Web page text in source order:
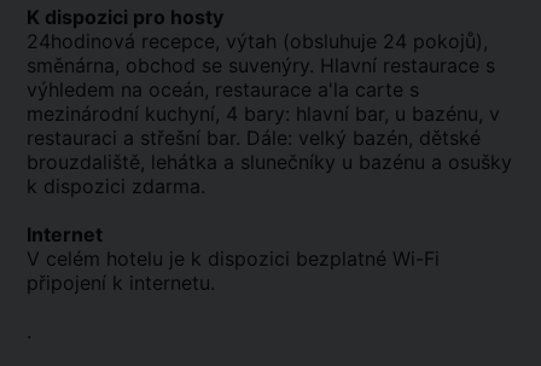
K dispozici pro hosty
24hodinová recepce, výtah (obsluhuje 24 pokojů),
směnárna, obchod se suvenýry. Hlavní restaurace s
výhledem na oceán, restaurace a'la carte s
mezinárodní kuchyní, 4 bary: hlavní bar, u bazénu, v
restauraci a střešní bar. Dále: velký bazén, dětské
brouzdaliště, lehátka a slunečníky u bazénu a osušky
k dispozici zdarma.
Internet
V celém hotelu je k dispozici bezplatné Wi-Fi
připojení k internetu.
.